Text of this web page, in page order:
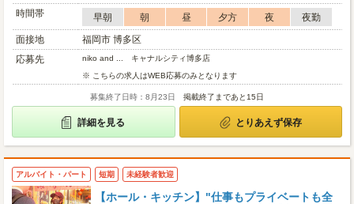
時間帯
早朝 朝 昼 夕方 夜
夜勤
面接地
福岡市 博多区
応募先
niko and ... キャナルシティ博多店
※ こちらの求人はWEB応募のみとなります
募集終了日時：8月23日 掲載終了まであと15日
詳細を見る とりあえず保存
アルバイト・パート 短期 未経験者歓迎
【ホール・キッチン】"仕事もプライベートも全